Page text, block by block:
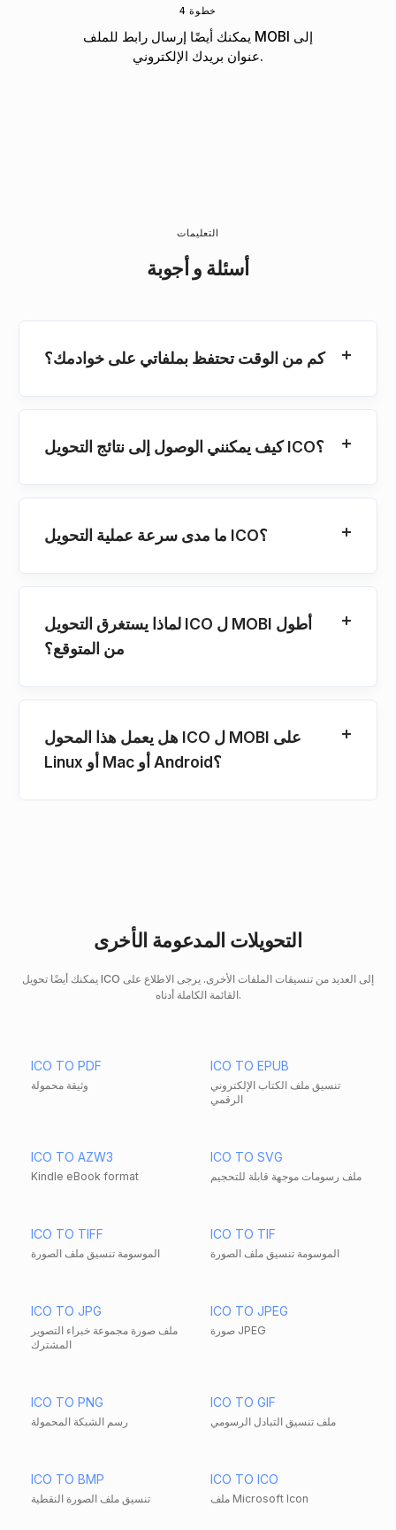
خطوة 4
يمكنك أيضًا إرسال رابط للملف MOBI إلى
عنوان بريدك الإلكتروني.
التعليمات
أسئلة و أجوبة
كم من الوقت تحتفظ بملفاتي على خوادمك؟
كيف يمكنني الوصول إلى نتائج التحويل ICO؟
ما مدى سرعة عملية التحويل ICO؟
لماذا يستغرق التحويل ICO ل MOBI أطول
من المتوقع؟
هل يعمل هذا المحول ICO ل MOBI على
Linux أو Mac أو Android؟
التحويلات المدعومة الأخرى
يمكنك أيضًا تحويل ICO إلى العديد من تنسيقات الملفات الأخرى. يرجى الاطلاع على
القائمة الكاملة أدناه.
ICO TO PDF
وثيقة محمولة
ICO TO EPUB
تنسيق ملف الكتاب الإلكتروني
الرقمي
ICO TO AZW3
Kindle eBook format
ICO TO SVG
ملف رسومات موجهة قابلة للتحجيم
ICO TO TIFF
الموسومة تنسيق ملف الصورة
ICO TO TIF
الموسومة تنسيق ملف الصورة
ICO TO JPG
ملف صورة مجموعة خبراء التصوير
المشترك
ICO TO JPEG
صورة JPEG
ICO TO PNG
رسم الشبكة المحمولة
ICO TO GIF
ملف تنسيق التبادل الرسومي
ICO TO BMP
تنسيق ملف الصورة النقطية
ICO TO ICO
ملف Microsoft Icon